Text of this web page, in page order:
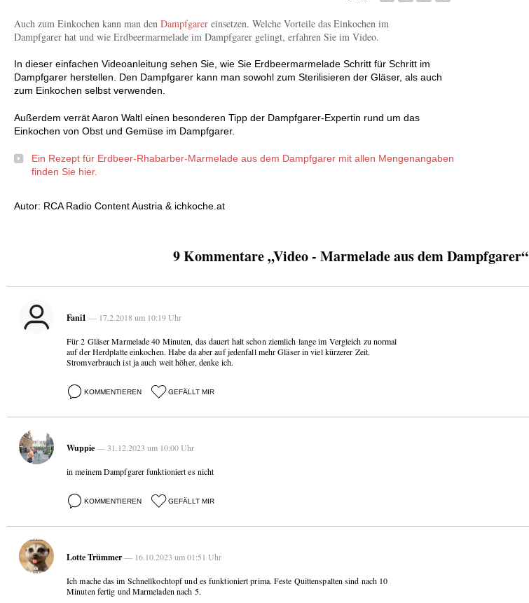
Facebook
TwitterPin itWhatsapp senden
Auch zum Einkochen kann man den Dampfgarer einsetzen. Welche Vorteile das Einkochen im
Dampfgarer hat und wie Erdbeermarmelade im Dampfgarer gelingt, erfahren Sie im Video.
In dieser einfachen Videoanleitung sehen Sie, wie Sie Erdbeermarmelade Schritt für Schritt im
Dampfgarer herstellen. Den Dampfgarer kann man sowohl zum Sterilisieren der Gläser, als auch
zum Einkochen selbst verwenden.
Außerdem verrät Aaron Waltl einen besonderen Tipp der Dampfgarer-Expertin rund um das
Einkochen von Obst und Gemüse im Dampfgarer.
Ein Rezept für Erdbeer-Rhabarber-Marmelade aus dem Dampfgarer mit allen Mengenangaben
finden Sie hier.
Autor: RCA Radio Content Austria & ichkoche.at
9 Kommentare „Video - Marmelade aus dem Dampfgarer“
Fani1 — 17.2.2018 um 10:19 Uhr
Für 2 Gläser Marmelade 40 Minuten, das dauert halt schon ziemlich lange im Vergleich zu normal
auf der Herdplatte einkochen. Habe da aber auf jedenfall mehr Gläser in viel kürzerer Zeit.
Stromverbrauch ist ja auch weit höher, denke ich.
KOMMENTIEREN GEFÄLLT MIR
Wuppie— 31.12.2023 um 10:00 Uhr
in meinem Dampfgarer funktioniert es nicht
KOMMENTIEREN GEFÄLLT MIR
Lotte Trümmer— 16.10.2023 um 01:51 Uhr
Ich mache das im Schnellkochtopf und es funktioniert prima. Feste Quittenspalten sind nach 10
Minuten fertig und Marmeladen nach 5.